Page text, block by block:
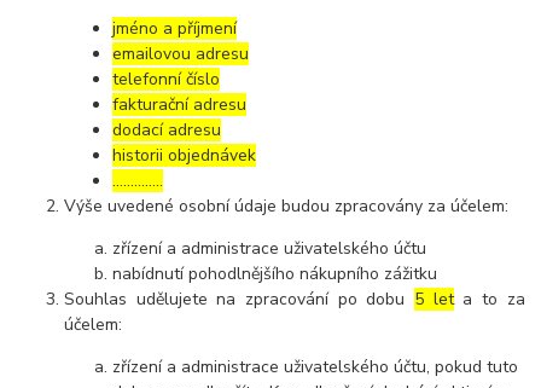
jméno a příjmení
emailovou adresu
telefonní číslo
fakturační adresu
dodací adresu
historii objednávek
…………..
Výše uvedené osobní údaje budou zpracovány za účelem:
zřízení a administrace uživatelského účtu
nabídnutí pohodlnějšího nákupního zážitku
Souhlas udělujete na zpracování po dobu 5 leta to za
účelem:
zřízení a administrace uživatelského účtu, pokud tuto